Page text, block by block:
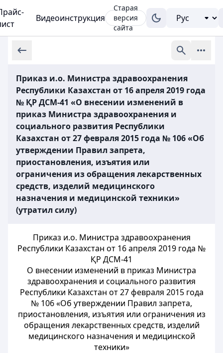
Видеоинструкция
Старая
версия
сайта
Приказ и.о. Министра здравоохранения
Республики Казахстан от 16 апреля 2019 года
№ ҚР ДСМ-41 «О внесении изменений в
приказ Министра здравоохранения и
социального развития Республики
Казахстан от 27 февраля 2015 года № 106 «Об
утверждении Правил запрета,
приостановления, изъятия или
ограничения из обращения лекарственных
средств, изделий медицинского
назначения и медицинской техники»
(утратил силу)
Приказ и.о. Министра здравоохранения
Республики Казахстан от 16 апреля 2019 года №
ҚР ДСМ-41
О внесении изменений в приказ Министра
здравоохранения и социального развития
Республики Казахстан от 27 февраля 2015 года
№ 106 «Об утверждении Правил запрета,
приостановления, изъятия или ограничения из
обращения лекарственных средств, изделий
медицинского назначения и медицинской
техники»